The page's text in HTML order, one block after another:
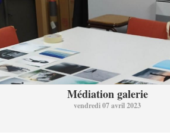
Médiation galerie
vendredi 07 avril 2023